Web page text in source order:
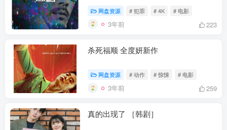
网盘资源 # 犯罪 # 4K # 电影
3年前 223
杀死福顺 全度妍新作
网盘资源 # 动作 # 惊悚 # 电影
3年前 259
真的出现了 ［韩剧］